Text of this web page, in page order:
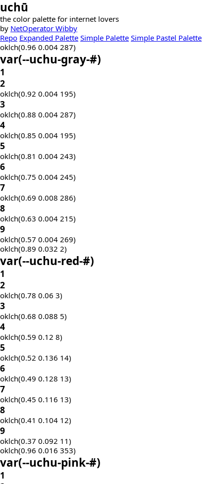
uchū
the color palette for internet lovers
by NetOperator Wibby
Repo Expanded Palette Simple Palette Simple Pastel Palette
oklch(0.96 0.004 287)
var(--uchu-gray-#)
1
2
oklch(0.92 0.004 195)
3
oklch(0.88 0.004 287)
4
oklch(0.85 0.004 195)
5
oklch(0.81 0.004 243)
6
oklch(0.75 0.004 245)
7
oklch(0.69 0.008 286)
8
oklch(0.63 0.004 215)
9
oklch(0.57 0.004 269)
oklch(0.89 0.032 2)
var(--uchu-red-#)
1
2
oklch(0.78 0.06 3)
3
oklch(0.68 0.088 5)
4
oklch(0.59 0.12 8)
5
oklch(0.52 0.136 14)
6
oklch(0.49 0.128 13)
7
oklch(0.45 0.116 13)
8
oklch(0.41 0.104 12)
9
oklch(0.37 0.092 11)
oklch(0.96 0.016 353)
var(--uchu-pink-#)
1